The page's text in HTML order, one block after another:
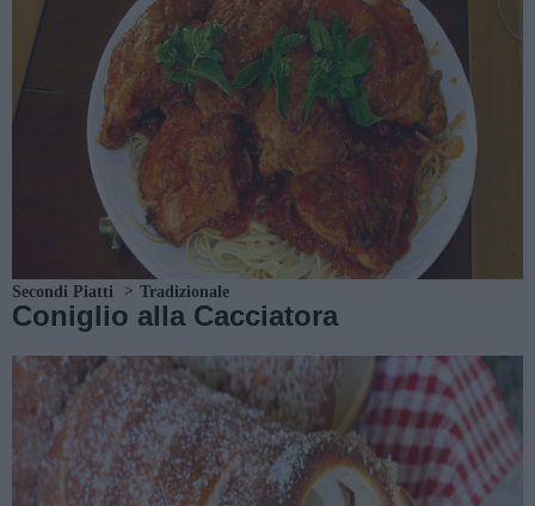
Secondi Piatti Tradizionale
Coniglio alla Cacciatora